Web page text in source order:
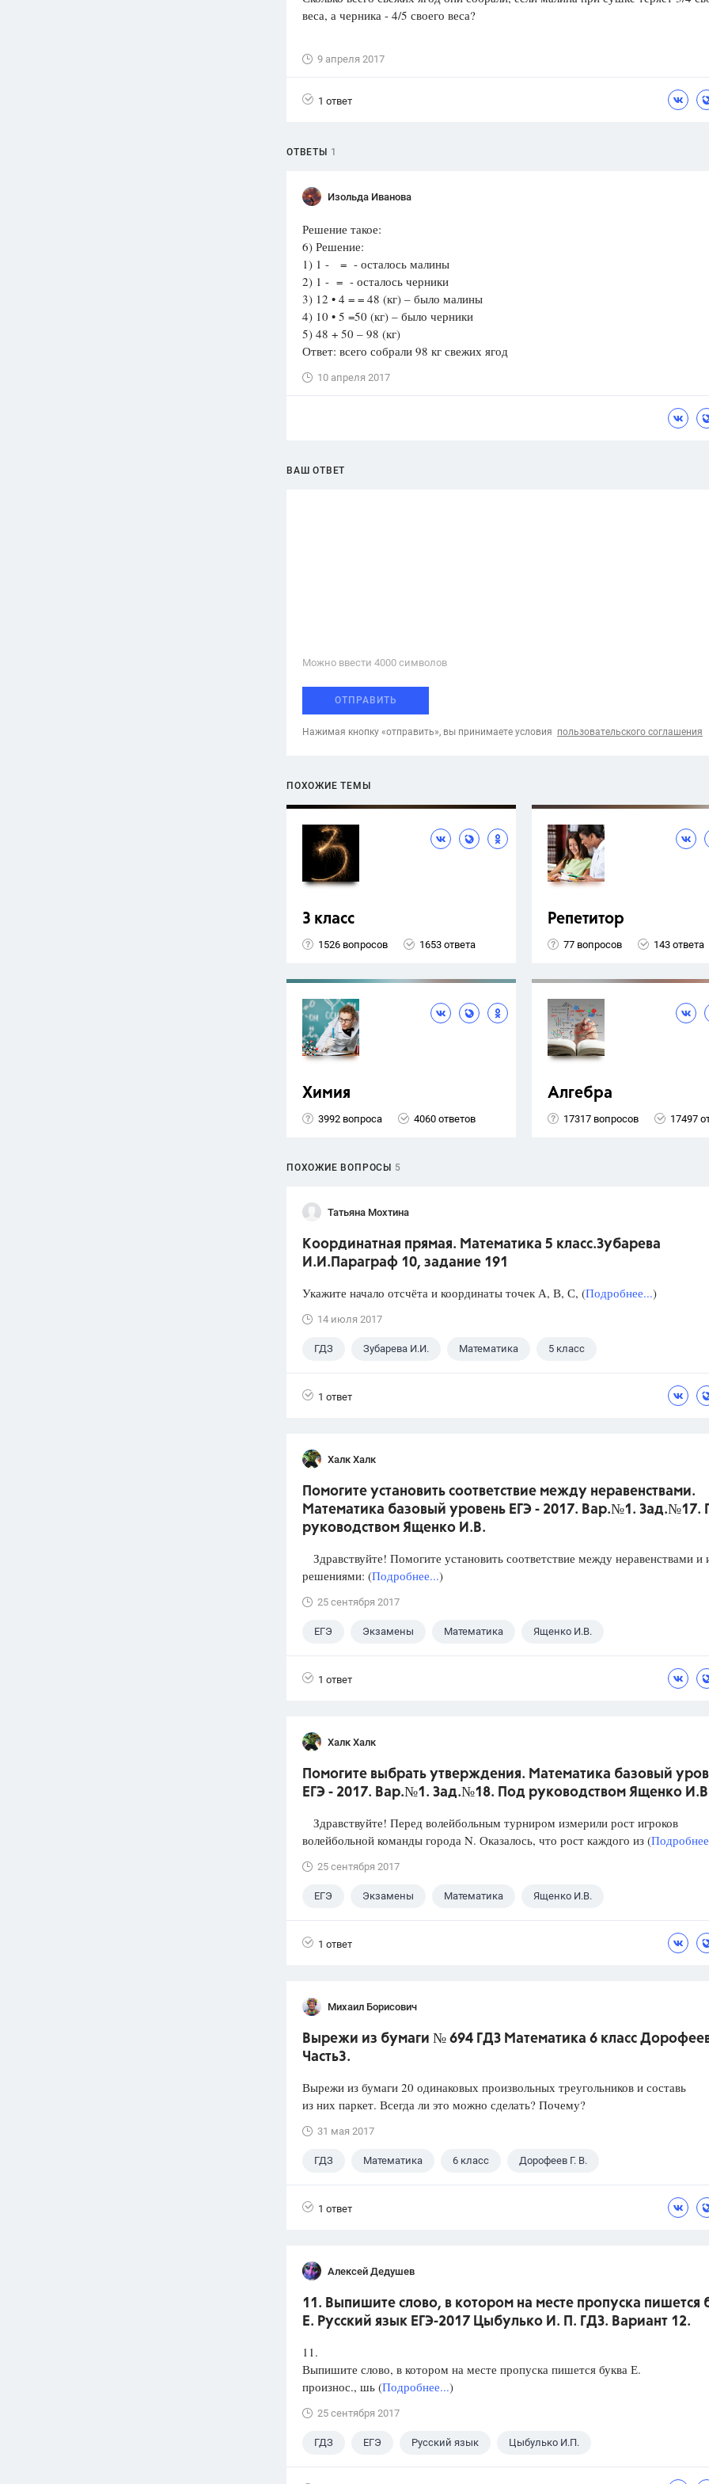
ГИА
веса, а черника - 4/5 своего веса?
9 апреля 2017
1 ответ
ОТВЕТЫ 1
Изольда Иванова
Решение такое:
6) Решение:
1) 1 - = - осталось малины
2) 1 - = - осталось черники
3) 12 • 4 = = 48 (кг) – было малины
4) 10 • 5 =50 (кг) – было черники
5) 48 + 50 – 98 (кг)
Ответ: всего собрали 98 кг свежих ягод
10 апреля 2017
ВАШ ОТВЕТ
Можно ввести 4000 cимволов
ОТПРАВИТЬ
Нажимая кнопку «отправить», вы принимаете условия пользовательского соглашения
ПОХОЖИЕ ТЕМЫ
3 класс
1526 вопросов 1653 ответа
Репетитор
77 вопросов 143 ответа
Химия
3992 вопроса 4060 ответов
Алгебра
17317 вопросов 17497
ПОХОЖИЕ ВОПРОСЫ 5
Татьяна Мохтина
Координатная прямая. Математика 5 класс.Зубарева
И.И.Параграф 10, задание 191
Укажите начало отсчёта и координаты точек А, В, С, (Подробнее...)
14 июля 2017
ГДЗ Зубарева И.И. Математика 5 класс
1 ответ
Халк Халк
Помогите установить соответствие между неравенствами.
Математика базовый уровень ЕГЭ - 2017. Вар.№1. Зад.№17.
руководством Ященко И.В.
Здравствуйте! Помогите установить соответствие между неравенствами и
решениями: (Подробнее...)
25 сентября 2017
ЕГЭ Экзамены Математика Ященко И.В.
1 ответ
Халк Халк
Помогите выбрать утверждения. Математика базовый
ЕГЭ - 2017. Вар.№1. Зад.№18. Под руководством Ященко
Здравствуйте! Перед волейбольным турниром измерили рост игроков
волейбольной команды города N. Оказалось, что рост каждого из (
25 сентября 2017
ЕГЭ Экзамены Математика Ященко И.В.
1 ответ
Михаил Борисович
Вырежи из бумаги № 694 ГДЗ Математика 6 класс
Часть3.
Вырежи из бумаги 20 одинаковых произвольных треугольников и составь
из них паркет. Всегда ли это можно сделать? Почему?
31 мая 2017
ГДЗ Математика 6 класс Дорофеев Г. В.
1 ответ
Алексей Дедушев
11. Выпишите слово, в котором на месте пропуска пишется
Е. Русский язык ЕГЭ-2017 Цыбулько И. П. ГДЗ. Вариант 12.
11.
Выпишите слово, в котором на месте пропуска пишется буква Е.
произнос., шь (Подробнее...)
25 сентября 2017
ГДЗ ЕГЭ Русский язык Цыбулько И.П.